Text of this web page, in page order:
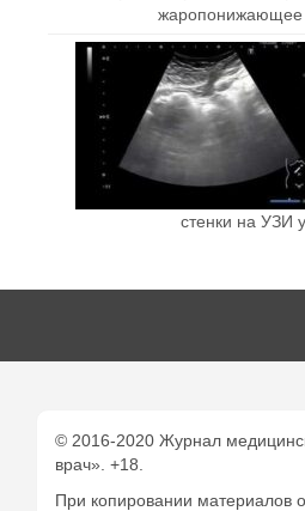
жаропонижающее
стенки на УЗИ
© 2016-2020 Журнал
врач». +18.
При копировании материалов